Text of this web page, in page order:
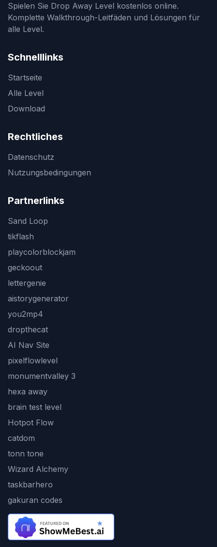
Spielen Sie Drop Away Level kostenlos online.
Komplette Walkthrough-Leitfäden und Lösungen für
alle Level.
Schnelllinks
Startseite
Alle Level
Download
Rechtliches
Datenschutz
Nutzungsbedingungen
Partnerlinks
Sand Loop
tikflash
playcolorblockjam
geckoout
lettergenie
aistorygenerator
you2mp4
dropthecat
AI Nav Site
pixelflowlevel
monumentvalley 3
hexa away
brain test level
Hotpot Flow
catdom
tonn tone
Wizard Alchemy
taskbarhero
gakuran codes